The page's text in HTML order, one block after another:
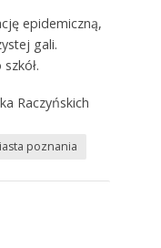
epidemiczną,
gali.
Raczyńskich
poznania